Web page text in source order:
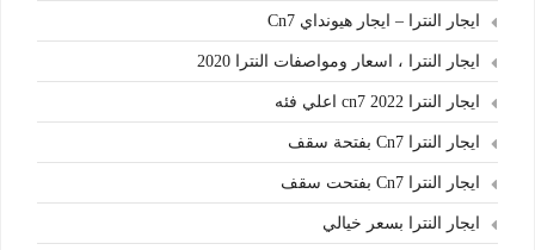
ايجار النترا – ايجار هيونداي Cn7
ايجار النترا ، اسعار ومواصفات النترا 2020
ايجار النترا cn7 2022 اعلي فئه
ايجار النترا Cn7 بفتحة سقف
ايجار النترا Cn7 بفتحت سقف
ايجار النترا بسعر خيالي